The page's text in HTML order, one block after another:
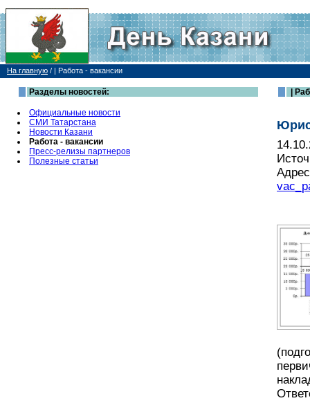
На главную / | Работа - вакансии
Разделы новостей:
Официальные новости
СМИ Татарстана
Новости Казани
Работа - вакансии
Пресс-релизы партнеров
Полезные статьи
|